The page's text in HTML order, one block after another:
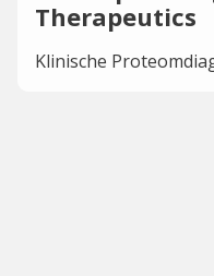
Therapeutics
Klinische